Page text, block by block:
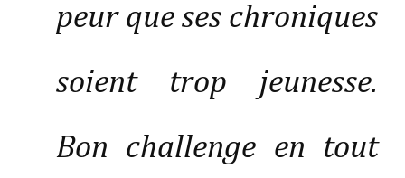
peur que ses chroniques
soient trop jeunesse.
Bon challenge en tout